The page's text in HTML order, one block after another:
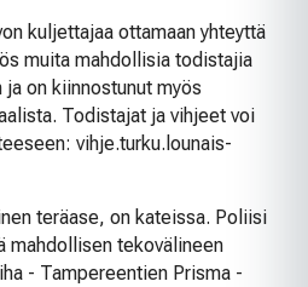
kuljettajaa ottamaan yhteyttä
muita mahdollisia todistajia
on kiinnostunut myös
Todistajat ja vihjeet voi
vihje.turku.lounais-
teräase, on kateissa. Poliisi
mahdollisen tekovälineen
- Tampereentien Prisma -